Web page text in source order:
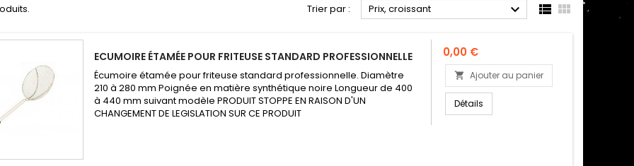
Trier par : Prix, croissant   
ECUMOIRE ÉTAMÉE POUR FRITEUSE STANDARD PROFESSIONNELLE
Écumoire étamée pour friteuse standard professionnelle. Diamètre
210 à 280 mm Poignée en matière synthétique noire Longueur de 400
à 440 mm suivant modèle PRODUIT STOPPE EN RAISON D'UN
CHANGEMENT DE LEGISLATION SUR CE PRODUIT
Prix
0,00 €
 Ajouter au panier
Détails